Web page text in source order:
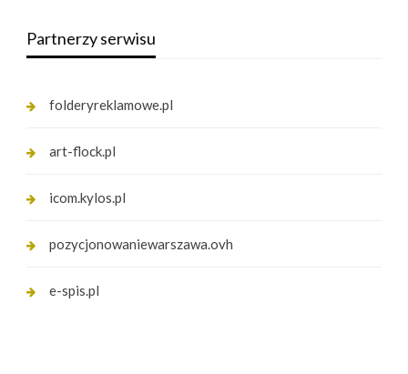
Partnerzy serwisu
folderyreklamowe.pl
art-flock.pl
icom.kylos.pl
pozycjonowaniewarszawa.ovh
e-spis.pl